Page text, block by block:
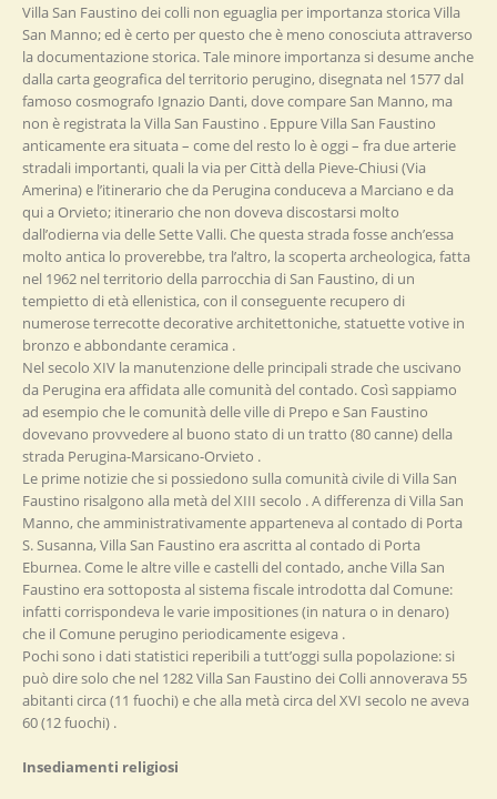
Villa San Faustino dei colli non eguaglia per importanza storica Villa
San Manno; ed è certo per questo che è meno conosciuta attraverso
la documentazione storica. Tale minore importanza si desume anche
dalla carta geografica del territorio perugino, disegnata nel 1577 dal
famoso cosmografo Ignazio Danti, dove compare San Manno, ma
non è registrata la Villa San Faustino . Eppure Villa San Faustino
anticamente era situata – come del resto lo è oggi – fra due arterie
stradali importanti, quali la via per Città della Pieve-Chiusi (Via
Amerina) e l’itinerario che da Perugina conduceva a Marciano e da
qui a Orvieto; itinerario che non doveva discostarsi molto
dall’odierna via delle Sette Valli. Che questa strada fosse anch’essa
molto antica lo proverebbe, tra l’altro, la scoperta archeologica, fatta
nel 1962 nel territorio della parrocchia di San Faustino, di un
tempietto di età ellenistica, con il conseguente recupero di
numerose terrecotte decorative architettoniche, statuette votive in
bronzo e abbondante ceramica .
Nel secolo XIV la manutenzione delle principali strade che uscivano
da Perugina era affidata alle comunità del contado. Così sappiamo
ad esempio che le comunità delle ville di Prepo e San Faustino
dovevano provvedere al buono stato di un tratto (80 canne) della
strada Perugina-Marsicano-Orvieto .
Le prime notizie che si possiedono sulla comunità civile di Villa San
Faustino risalgono alla metà del XIII secolo . A differenza di Villa San
Manno, che amministrativamente apparteneva al contado di Porta
S. Susanna, Villa San Faustino era ascritta al contado di Porta
Eburnea. Come le altre ville e castelli del contado, anche Villa San
Faustino era sottoposta al sistema fiscale introdotta dal Comune:
infatti corrispondeva le varie impositiones (in natura o in denaro)
che il Comune perugino periodicamente esigeva .
Pochi sono i dati statistici reperibili a tutt’oggi sulla popolazione: si
può dire solo che nel 1282 Villa San Faustino dei Colli annoverava 55
abitanti circa (11 fuochi) e che alla metà circa del XVI secolo ne aveva
60 (12 fuochi) .
Insediamenti religiosi